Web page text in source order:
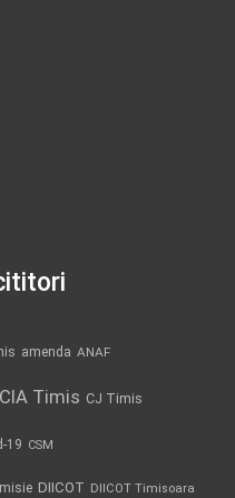
amenda ANAF
Timis CJ Timis
19 CSM
DIICOT DIICOT Timisoara